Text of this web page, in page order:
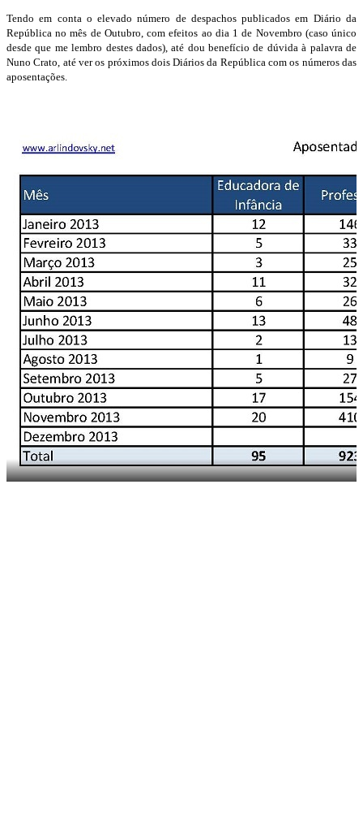
Tendo em conta o elevado número de despachos publicados em Diário da
República no mês de Outubro, com efeitos ao dia 1 de Novembro (caso único
desde que me lembro destes dados), até dou benefício de dúvida à palavra de
Nuno Crato, até ver os próximos dois Diários da República com os números das
aposentações.